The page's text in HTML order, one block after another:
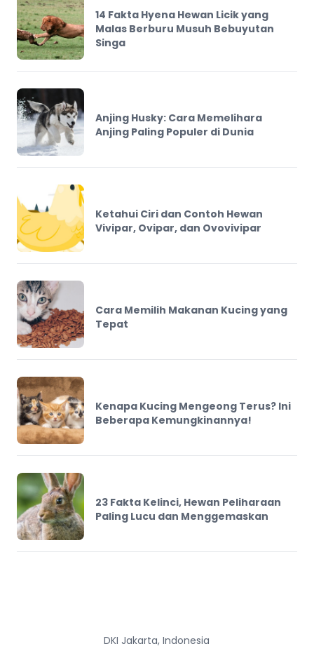
14 Fakta Hyena Hewan Licik yang
Malas Berburu Musuh Bebuyutan
Singa
Anjing Husky: Cara Memelihara
Anjing Paling Populer di Dunia
Ketahui Ciri dan Contoh Hewan
Vivipar, Ovipar, dan Ovovivipar
Cara Memilih Makanan Kucing yang
Tepat
Kenapa Kucing Mengeong Terus? Ini
Beberapa Kemungkinannya!
23 Fakta Kelinci, Hewan Peliharaan
Paling Lucu dan Menggemaskan
DKI Jakarta, Indonesia